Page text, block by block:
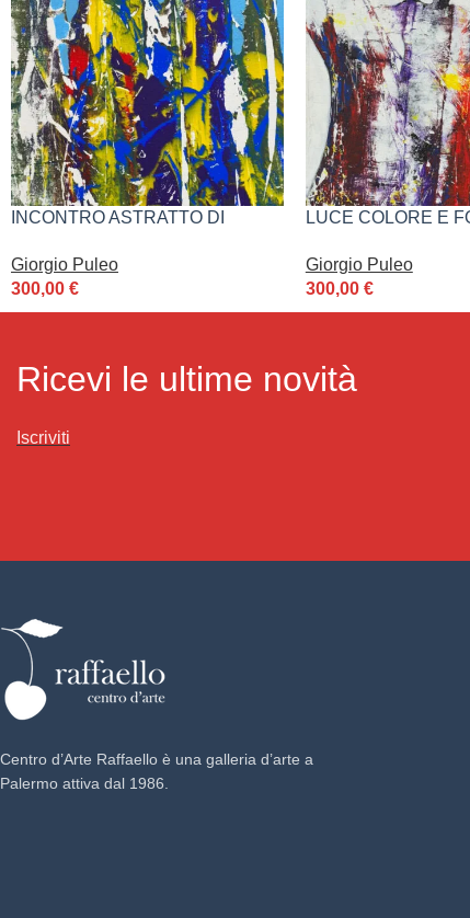
INCONTRO ASTRATTO DI
Giorgio Puleo
300,00 €
LUCE COLORE E
Giorgio Puleo
300,00 €
Ricevi le ultime novità
Iscriviti
Centro d’Arte Raffaello è una galleria d’arte a
Palermo attiva dal 1986.